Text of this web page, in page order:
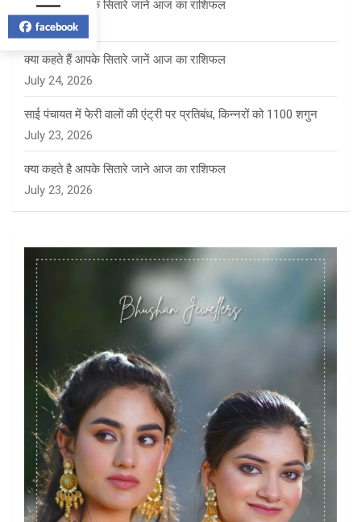
क्या कहते हैं आपके सितारे जानें आज का राशिफल
July 27, 2026
क्या कहते हैं आपके सितारे जानें आज का राशिफल
July 24, 2026
साई पंचायत में फेरी वालों की एंट्री पर प्रतिबंध, किन्नरों को 1100 शगुन
July 23, 2026
क्या कहते है आपके सितारे जाने आज का राशिफल
July 23, 2026
facebook